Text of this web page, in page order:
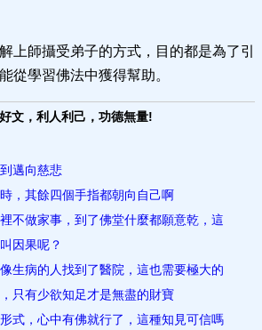
上師攝受弟子的方式，目的都是為了引
從學習佛法中獲得幫助。
文，利人利己，功德無量!
邁向慈悲
，其餘四個手指都朝向自己啊
不做家事，到了佛堂什麼都願意乾，這
因果呢？
生病的人找到了醫院，這也需要極大的
只有少欲知足才是無盡的財寶
式，心中有佛就行了，這種知見可信嗎